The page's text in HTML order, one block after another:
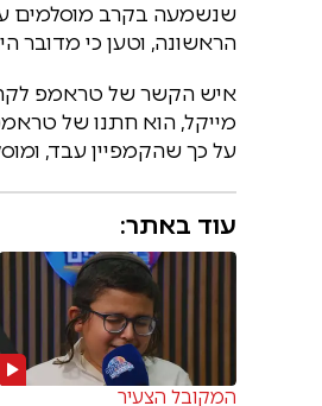
שנשמעה בקרב מוסלמים
הראשונה, וטען כי מדובר
איש הקשר של טראמפ
על כך שהקמפיין עבד,
עוד באתר:
המקובל הצעיר